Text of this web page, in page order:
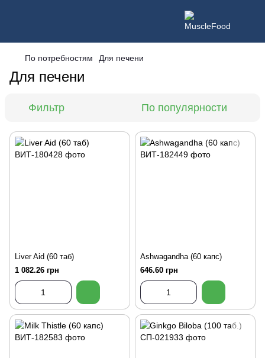
По потребностям Для печени
Для печени
Фильтр По популярности
Liver Aid (60 таб)
1 082.26 грн
Ashwagandha (60 капс)
646.60 грн